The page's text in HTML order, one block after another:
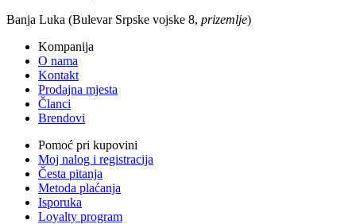
Banja Luka (Bulevar Srpske vojske 8, prizemlje)
Kompanija
O nama
Kontakt
Prodajna mjesta
Članci
Brendovi
Pomoć pri kupovini
Moj nalog i registracija
Česta pitanja
Metoda plaćanja
Isporuka
Loyalty program